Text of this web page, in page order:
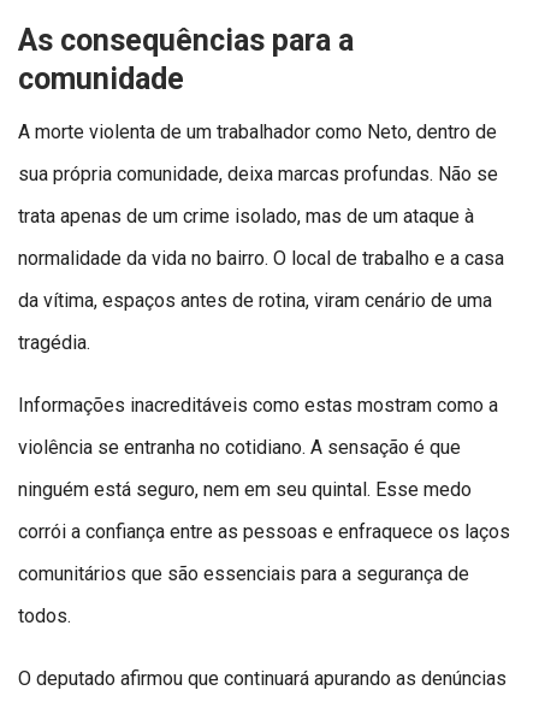
As consequências para a
comunidade
A morte violenta de um trabalhador como Neto, dentro de
sua própria comunidade, deixa marcas profundas. Não se
trata apenas de um crime isolado, mas de um ataque à
normalidade da vida no bairro. O local de trabalho e a casa
da vítima, espaços antes de rotina, viram cenário de uma
tragédia.
Informações inacreditáveis como estas mostram como a
violência se entranha no cotidiano. A sensação é que
ninguém está seguro, nem em seu quintal. Esse medo
corrói a confiança entre as pessoas e enfraquece os laços
comunitários que são essenciais para a segurança de
todos.
O deputado afirmou que continuará apurando as denúncias